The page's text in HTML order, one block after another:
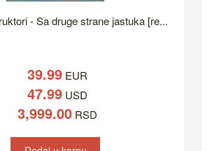
- Sa druge strane jastuka [re...
39.99EUR
47.99USD
3,999.00RSD